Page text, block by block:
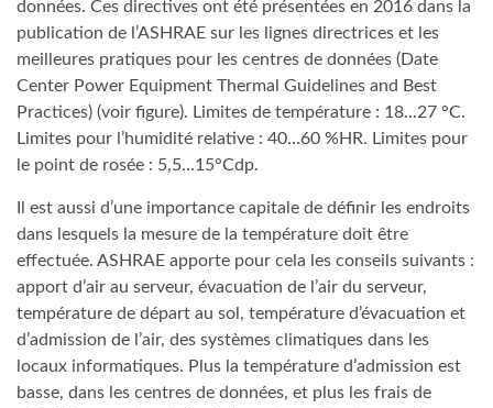
données. Ces directives ont été présentées en 2016 dans la
publication de l’ASHRAE sur les lignes directrices et les
meilleures pratiques pour les centres de données (Date
Center Power Equipment Thermal Guidelines and Best
Practices) (voir figure). Limites de température : 18...27 °C.
Limites pour l’humidité relative : 40...60 %HR. Limites pour
le point de rosée : 5,5...15°Cdp.
Il est aussi d’une importance capitale de définir les endroits
dans lesquels la mesure de la température doit être
effectuée. ASHRAE apporte pour cela les conseils suivants :
apport d’air au serveur, évacuation de l’air du serveur,
température de départ au sol, température d’évacuation et
d’admission de l’air, des systèmes climatiques dans les
locaux informatiques. Plus la température d’admission est
basse, dans les centres de données, et plus les frais de